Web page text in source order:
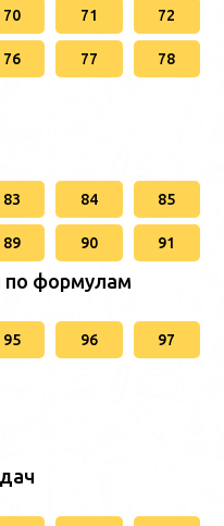
70 71 72
76 77 78
83 84 85
89 90 91
по формулам
95 96 97